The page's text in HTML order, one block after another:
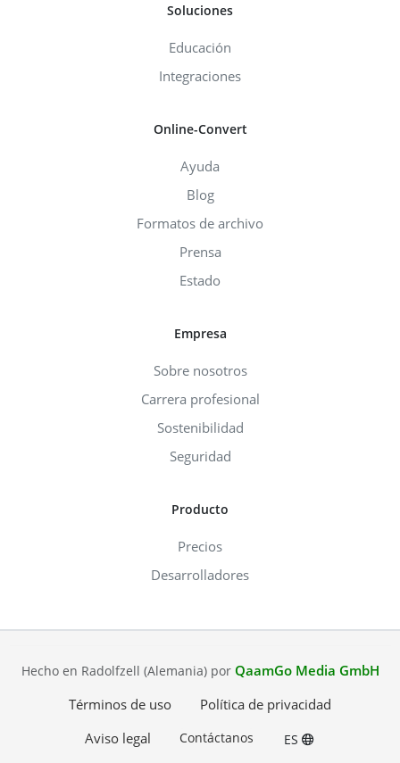
Soluciones
Educación
Integraciones
Online-Convert
Ayuda
Blog
Formatos de archivo
Prensa
Estado
Empresa
Sobre nosotros
Carrera profesional
Sostenibilidad
Seguridad
Producto
Precios
Desarrolladores
Hecho en Radolfzell (Alemania) por QaamGo Media GmbH
Términos de uso
Política de privacidad
Aviso legal
Contáctanos ES